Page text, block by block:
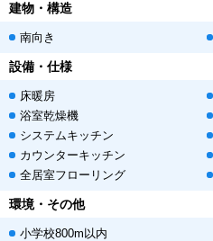
建物・構造
南向き
設備・仕様
床暖房
浴室乾燥機
システムキッチン
カウンターキッチン
全居室フローリング
環境・その他
小学校800m以内